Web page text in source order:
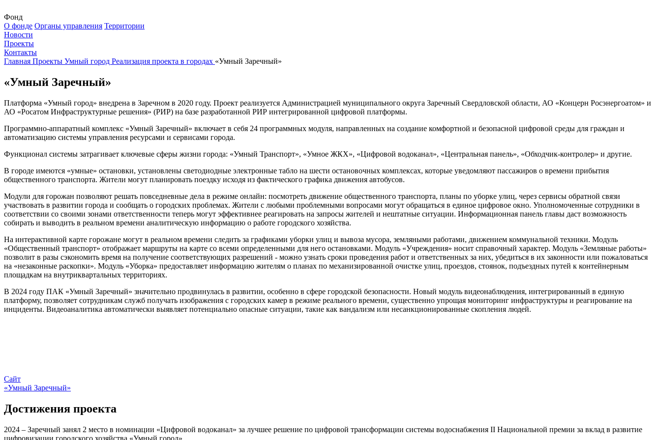
Фонд
О фонде Органы управления Территории
Новости
Проекты
Контакты
Главная Проекты Умный город Реализация проекта в городах «Умный Заречный»
«Умный Заречный»
Платформа «Умный город» внедрена в Заречном в 2020 году. Проект реализуется Администрацией муниципального округа Заречный Свердловской области, АО «Концерн Росэнергоатом» и
АО «Росатом Инфраструктурные решения» (РИР) на базе разработанной РИР интегрированной цифровой платформы.
Программно-аппаратный комплекс «Умный Заречный» включает в себя 24 программных модуля, направленных на создание комфортной и безопасной цифровой среды для граждан и
автоматизацию системы управления ресурсами и сервисами города.
Функционал системы затрагивает ключевые сферы жизни города: «Умный Транспорт», «Умное ЖКХ», «Цифровой водоканал», «Центральная панель», «Обходчик-контролер» и другие.
В городе имеются «умные» остановки, установлены светодиодные электронные табло на шести остановочных комплексах, которые уведомляют пассажиров о времени прибытия
общественного транспорта. Жители могут планировать поездку исходя из фактического графика движения автобусов.
Модули для горожан позволяют решать повседневные дела в режиме онлайн: посмотреть движение общественного транспорта, планы по уборке улиц, через сервисы обратной связи
участвовать в развитии города и сообщать о городских проблемах. Жители с любыми проблемными вопросами могут обращаться в единое цифровое окно. Уполномоченные сотрудники в
соответствии со своими зонами ответственности теперь могут эффективнее реагировать на запросы жителей и нештатные ситуации. Информационная панель главы даст возможность
собирать и выводить в реальном времени аналитическую информацию о работе городского хозяйства.
На интерактивной карте горожане могут в реальном времени следить за графиками уборки улиц и вывоза мусора, земляными работами, движением коммунальной техники. Модуль
«Общественный транспорт» отображает маршруты на карте со всеми определенными для него остановками. Модуль «Учреждения» носит справочный характер. Модуль «Земляные работы»
позволит в разы сэкономить время на получение соответствующих разрешений - можно узнать сроки проведения работ и ответственных за них, убедиться в их законности или пожаловаться
на «незаконные раскопки». Модуль «Уборка» предоставляет информацию жителям о планах по механизированной очистке улиц, проездов, стоянок, подъездных путей к контейнерным
площадкам на внутриквартальных территориях.
В 2024 году ПАК «Умный Заречный» значительно продвинулась в развитии, особенно в сфере городской безопасности. Новый модуль видеонаблюдения, интегрированный в единую
платформу, позволяет сотрудникам служб получать изображения с городских камер в режиме реального времени, существенно упрощая мониторинг инфраструктуры и реагирование на
инциденты. Видеоаналитика автоматически выявляет потенциально опасные ситуации, такие как вандализм или несанкционированные скопления людей.
Сайт
«Умный Заречный»
Достижения проекта
2024 – Заречный занял 2 место в номинации «Цифровой водоканал» за лучшее решение по цифровой трансформации системы водоснабжения II Национальной премии за вклад в развитие
цифровизации городского хозяйства «Умный город»